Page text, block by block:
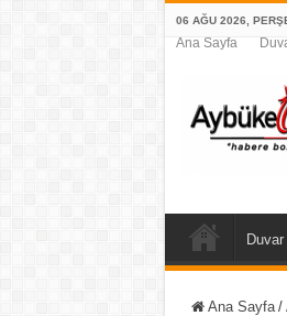
06 AĞU 2026,
Ana Sayfa
Ana Sayfa /